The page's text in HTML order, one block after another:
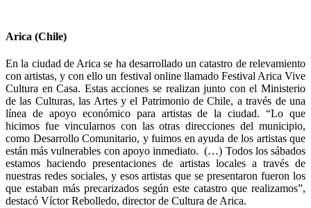
Arica (Chile)
En la ciudad de Arica se ha desarrollado un catastro de relevamiento
con artistas, y con ello un festival online llamado Festival Arica Vive
Cultura en Casa. Estas acciones se realizan junto con el Ministerio
de las Culturas, las Artes y el Patrimonio de Chile, a través de una
línea de apoyo económico para artistas de la ciudad. “Lo que
hicimos fue vincularnos con las otras direcciones del municipio,
como Desarrollo Comunitario, y fuimos en ayuda de los artistas que
están más vulnerables con apoyo inmediato. (…) Todos los sábados
estamos haciendo presentaciones de artistas locales a través de
nuestras redes sociales, y esos artistas que se presentaron fueron los
que estaban más precarizados según este catastro que realizamos”,
destacó Víctor Rebolledo, director de Cultura de Arica.